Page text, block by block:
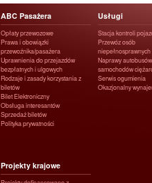
ABC Pasażera
Opłaty przewozowe
Prawa i obowiązki
przewoźnika/pasażera
Uprawnienia do przejazdów
bezpłatnych i ulgowych
Rodzaje i zasady korzystania z
biletów
Bilet Elektroniczny
Obsługa interesantów
Sprzedaż biletów
Polityka prywatności
Usługi
Stacja kontroli
Przewóz osób
niepełnosprawnych
Naprawy
samochodów
Serwis ogumienia
Okazjonalny
Projekty krajowe